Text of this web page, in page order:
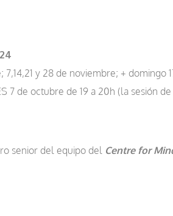
7,14,21 y 28 de noviembre; + domingo
7 de octubre de 19 a 20h (la sesión
senior del equipo del Centre for